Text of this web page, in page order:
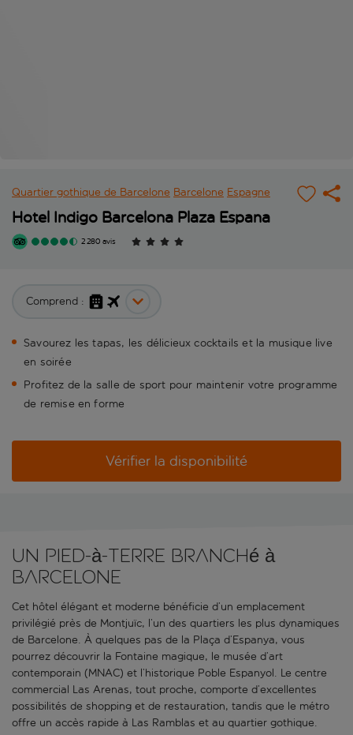
Quartier gothique de Barcelone Barcelone Espagne
Hotel Indigo Barcelona Plaza Espana
2 280 avis
Comprend :
Savourez les tapas, les délicieux cocktails et la musique live
en soirée
Profitez de la salle de sport pour maintenir votre programme
de remise en forme
Vérifier la disponibilité
Un pied-à-terre branché à
Barcelone
Cet hôtel élégant et moderne bénéficie d’un emplacement
privilégié près de Montjuïc, l’un des quartiers les plus dynamiques
de Barcelone. À quelques pas de la Plaça d’Espanya, vous
pourrez découvrir la Fontaine magique, le musée d’art
contemporain (MNAC) et l’historique Poble Espanyol. Le centre
commercial Las Arenas, tout proche, comporte d’excellentes
possibilités de shopping et de restauration, tandis que le métro
offre un accès rapide à Las Ramblas et au quartier gothique.